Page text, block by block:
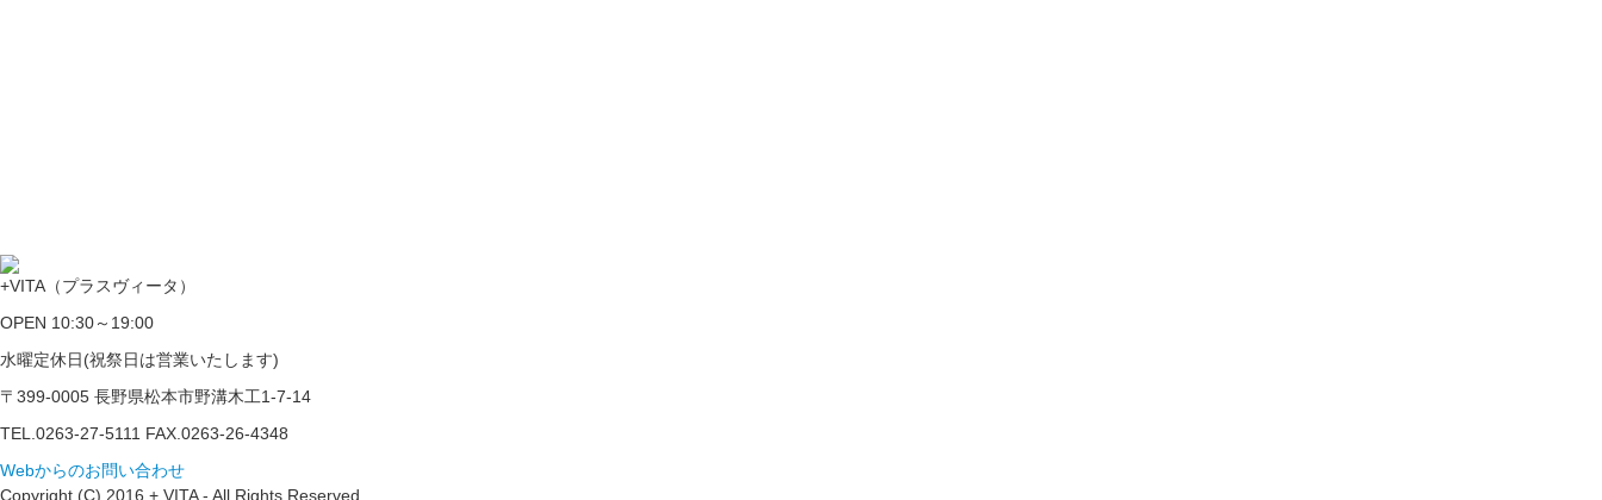
+VITA（プラスヴィータ）
OPEN 10:30～19:00
水曜定休日(祝祭日は営業いたします)
〒399-0005 長野県松本市野溝木工1-7-14
TEL.0263-27-5111 FAX.0263-26-4348
Webからのお問い合わせ
Copyright (C) 2016 + VITA - All Rights Reserved.